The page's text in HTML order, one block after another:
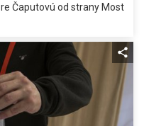
Čaputovú od strany Most